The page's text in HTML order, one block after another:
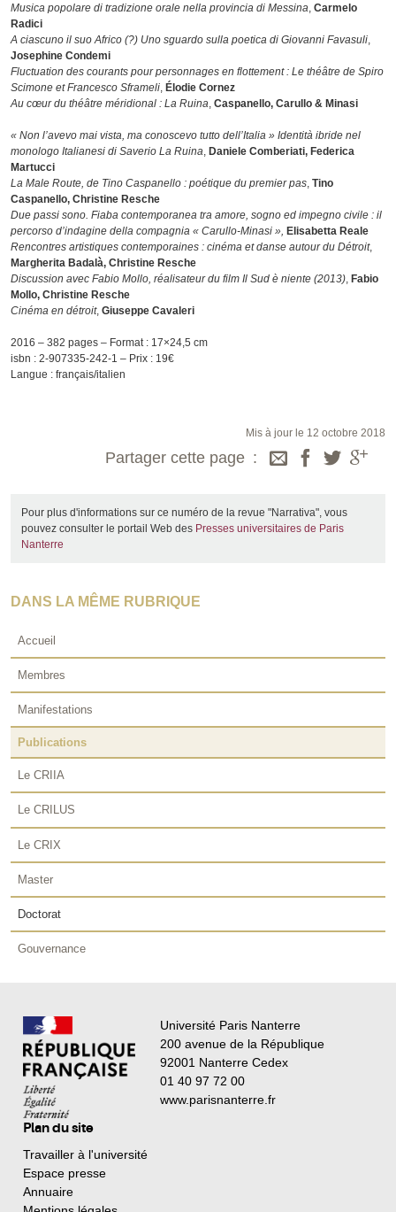
Musica popolare di tradizione orale nella provincia di Messina, Carmelo
Radici
A ciascuno il suo Africo (?) Uno sguardo sulla poetica di Giovanni Favasuli,
Josephine Condemi
Fluctuation des courants pour personnages en flottement : Le théâtre de Spiro
Scimone et Francesco Sframeli, Élodie Cornez
Au cœur du théâtre méridional : La Ruina, Caspanello, Carullo & Minasi
« Non l’avevo mai vista, ma conoscevo tutto dell’Italia » Identità ibride nel
monologo Italianesi di Saverio La Ruina, Daniele Comberiati, Federica
Martucci
La Male Route, de Tino Caspanello : poétique du premier pas, Tino
Caspanello, Christine Resche
Due passi sono. Fiaba contemporanea tra amore, sogno ed impegno civile : il
percorso d’indagine della compagnia « Carullo-Minasi », Elisabetta Reale
Rencontres artistiques contemporaines : cinéma et danse autour du Détroit,
Margherita Badalà, Christine Resche
Discussion avec Fabio Mollo, réalisateur du film Il Sud è niente (2013), Fabio
Mollo, Christine Resche
Cinéma en détroit, Giuseppe Cavaleri
2016 – 382 pages – Format : 17×24,5 cm
isbn : 2-907335-242-1 – Prix : 19€
Langue : français/italien
Mis à jour le 12 octobre 2018
Partager cette page
Pour plus d'informations sur ce numéro de la revue "Narrativa", vous
pouvez consulter le portail Web des Presses universitaires de Paris
Nanterre
DANS LA MÊME RUBRIQUE
Accueil
Membres
Manifestations
Publications
Le CRIIA
Le CRILUS
Le CRIX
Master
Doctorat
Gouvernance
Université Paris Nanterre
200 avenue de la République
92001 Nanterre Cedex
01 40 97 72 00
www.parisnanterre.fr
Plan du site
Travailler à l'université
Espace presse
Annuaire